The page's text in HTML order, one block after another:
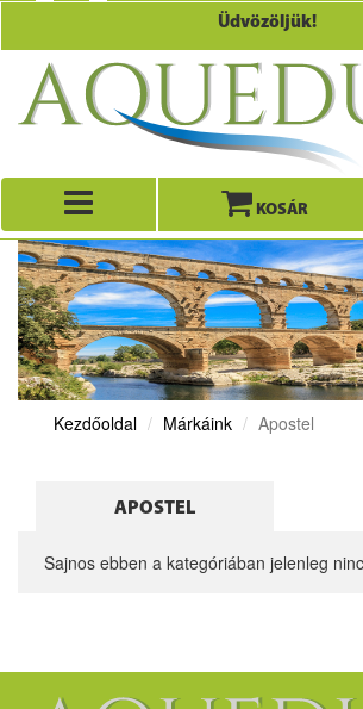
Üdvözöljük!
KOSÁR
Kezdőoldal Márkáink Apostel
APOSTEL
Sajnos ebben a kategóriában jelenleg